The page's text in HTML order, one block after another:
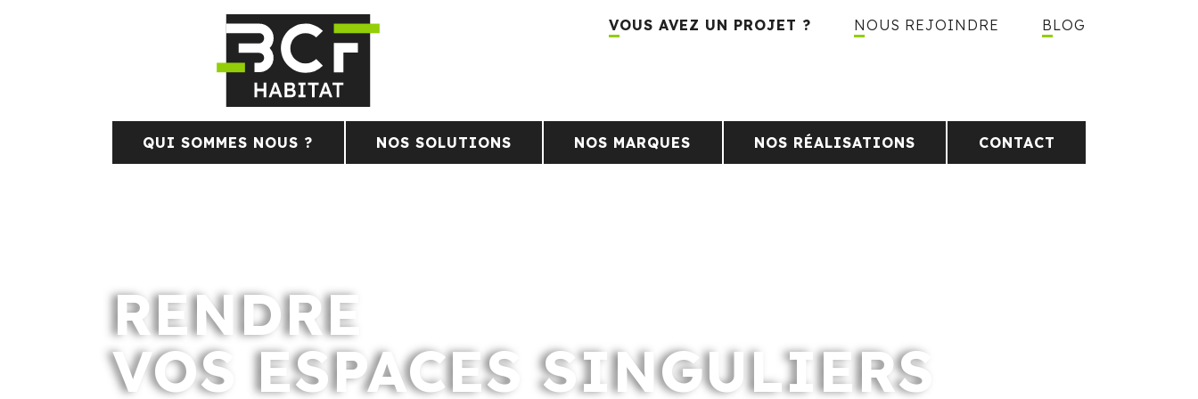
VOUS AVEZ UN PROJET ? NOUS REJOINDRE BLOG
QUI SOMMES NOUS ? NOS SOLUTIONS NOS MARQUES NOS RÉALISATIONS CONTACT
RENDRE
VOS ESPACES SINGULIERS